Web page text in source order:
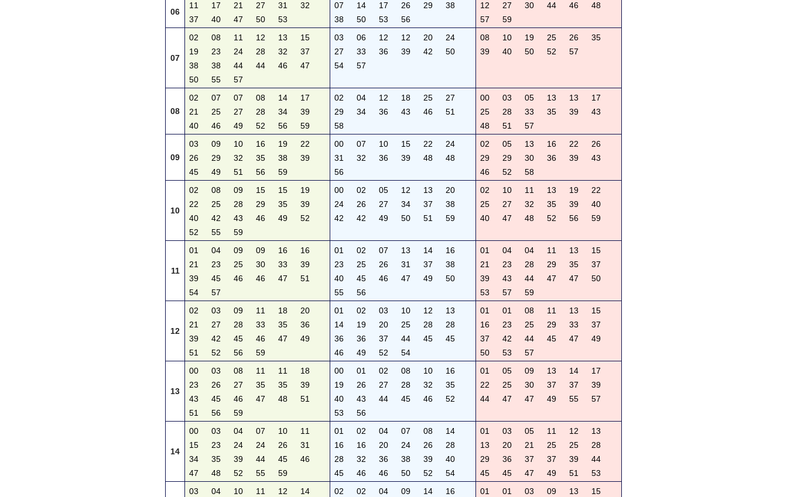
06
11 17 21 27 31
32
37
40 47 50 53
07 14 17 26 29
38
38
50 53 56
12 27 30 44 46
48
57
59
07
02 08 11 12 13
15
19
23 24 28 32
37
38
38 44 44 46
47
50
55 57
03 06 12 12 20
24
27
33 36 39 42
50
54
57
08 10 19 25 26
35
39
40 50 52 57
08
02 07 07 08 14
17
21
25 27 28 34
39
40
46 49 52 56 59
02 04 12 18 25
27
29
34 36 43 46
51
58
00 03 05 13 13
17
25
28 33 35 39
43
48
51 57
09
03 09 10 16 19
22
26
29 32 35 38
39
45
49 51 56 59
00 07 10 15 22
24
31
32 36 39 48
48
56
02 05 13 16 22
26
29
29 30 36 39
43
46
52 58
10
02 08 09 15 15
19
22
25 28 29 35
39
40
42 43 46 49
52
52
55 59
00 02 05 12 13
20
24
26 27 34 37
38
42
42 49 50 51 59
02 10 11 13 19
22
25
27 32 35 39
40
40
47 48 52 56 59
11
01 04 09 09 16
16
21
23 25 30 33
39
39
45 46 46 47
51
54
57
01 02 07 13 14
16
23
25 26 31 37
38
40
45 46 47 49
50
55
56
01 04 04 11 13
15
21
23 28 29 35
37
39
43 44 47 47
50
53
57 59
12
02 03 09 11 18
20
21
27 28 33 35
36
39
42 45 46 47
49
51
52 56 59
01 02 03 10 12
13
14
19 20 25 28
28
36
36 37 44 45
45
46
49 52 54
01 01 08 11 13
15
16
23 25 29 33
37
37
42 44 45 47
49
50
53 57
13
00 03 08 11 11
18
23
26 27 35 35
39
43
45 46 47 48
51
51
56 59
00 01 02 08 10
16
19
26 27 28 32
35
40
43 44 45 46
52
53
56
01 05 09 13 14
17
22
25 30 37 37
39
44
47 47 49 55 57
14
00 03 04 07 10
11
15
23 24 24 26
31
34
35 39 44 45
46
47
48 52 55 59
01 02 04 07 08
14
16
16 20 24 26
28
28
32 36 38 39
40
45
46 46 50 52 54
01 03 05 11 12
13
13
20 21 25 25
28
29
36 37 37 39
44
45
45 47 49 51 53
03 04 10 11 12
14
02 02 04 09 14
16
01 01 03 09 13
15